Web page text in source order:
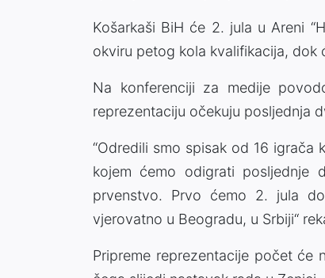
Košarkaši BiH će 2. jula u Areni
okviru petog kola kvalifikacija, dok
Na konferenciji za medije
reprezentaciju očekuju posljednja
“Odredili smo spisak od 16
kojem ćemo odigrati posljednje
prvenstvo. Prvo ćemo 2. jula
vjerovatno u Beogradu, u Srbiji“
Pripreme reprezentacije počet će